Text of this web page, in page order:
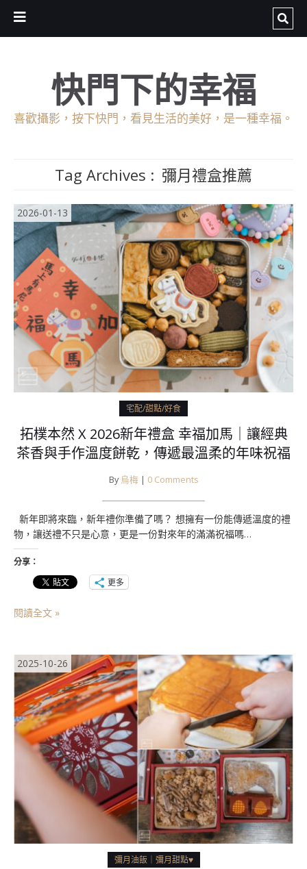
快門下的幸福
喜歡攝影，按下快門，看見生活的美好，是一種幸福。
Tag Archives : 彌月禮盒推薦
2026-01-13
宅配/甜點/好食
拓樸本然 X 2026新年禮盒 幸福加馬｜讓經典
茶香與手作溫度餅乾，傳遞最溫柔的年味祝福
By 烏梅 | 0 Comments
新年即將來臨，新年禮你準備了嗎？ 想擁有一份能傳遞溫度的禮
物，讓送禮不只是心意，更是一份對來年的滿滿祝福嗎…
分享：
更多
閱讀全文 »
2025-10-26
彌月油飯｜彌月甜點♥